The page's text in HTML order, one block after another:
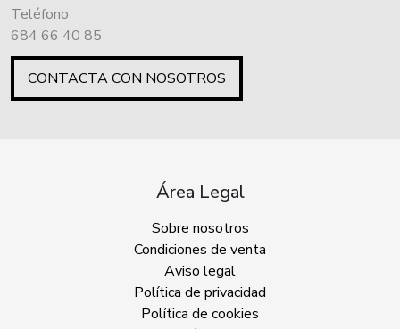
Teléfono
684 66 40 85
CONTACTA CON NOSOTROS
Área Legal
Sobre nosotros
Condiciones de venta
Aviso legal
Política de privacidad
Política de cookies